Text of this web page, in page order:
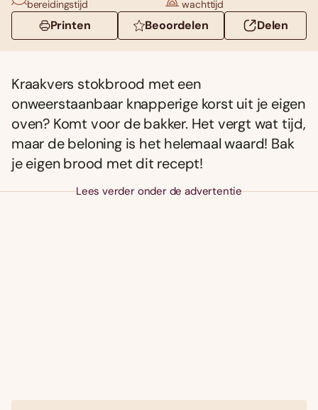
bereidingstijd
wachttijd
Printen Beoordelen Delen
Kraakvers stokbrood met een
onweerstaanbaar knapperige korst uit je eigen
oven? Komt voor de bakker. Het vergt wat tijd,
maar de beloning is het helemaal waard! Bak
je eigen brood met dit recept!
Lees verder onder de advertentie